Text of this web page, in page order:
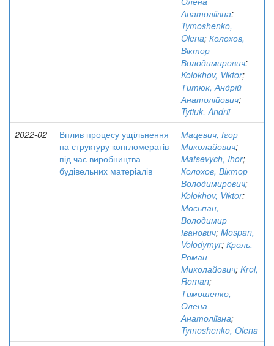
Анатоліївна;
Tymoshenko,
Olena; Колохов,
Віктор
Володимирович;
Kolokhov, Viktor;
Титюк, Андрій
Анатолійович;
Tytiuk, Andrii
2022-02
Вплив процесу ущільнення
на структуру конгломератів
під час виробництва
будівельних матеріалів
Мацевич, Ігор
Миколайович;
Matsevych, Ihor;
Колохов, Віктор
Володимирович;
Kolokhov, Viktor;
Мосьпан,
Володимир
Іванович; Mospan,
Volodymyr; Кроль,
Роман
Миколайович; Krol,
Roman;
Тимошенко,
Олена
Анатоліївна;
Tymoshenko, Olena